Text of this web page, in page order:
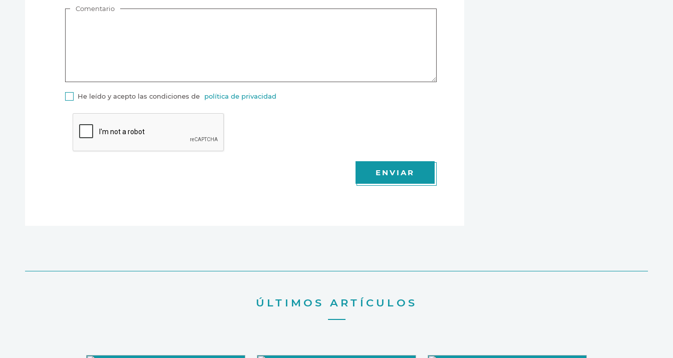
Comentario
He leído y acepto las condiciones de política de privacidad
ENVIAR
ÚLTIMOS ARTÍCULOS